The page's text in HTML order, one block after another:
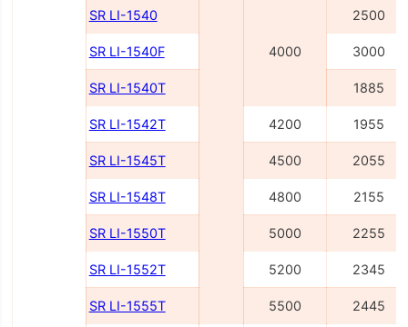
SR LI-1540
4000
2500
SR LI-1540F 3000
SR LI-1540Т 1885
SR LI-1542Т 4200 1955
SR LI-1545Т 4500 2055
SR LI-1548Т 4800 2155
SR LI-1550Т 5000 2255
SR LI-1552Т 5200 2345
SR LI-1555Т 5500 2445